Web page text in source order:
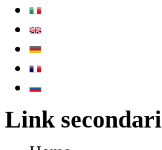
Link secondari